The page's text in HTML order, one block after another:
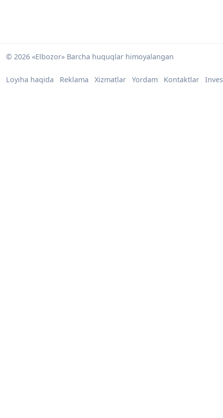
© 2026 «Elbozor» Barcha huquqlar himoyalangan
Loyiha haqida Reklama Xizmatlar Yordam Kontaktlar